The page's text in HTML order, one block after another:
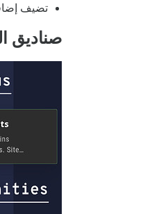
تضيف
صناديق